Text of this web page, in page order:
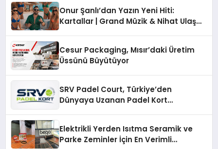
Onur Şanlı’dan Yazın Yeni Hiti:
Kartallar | Grand Müzik & Nihat Ulaş
Cesur Packaging, Mısır’daki Üretim
Üssünü Büyütüyor
SRV Padel Court, Türkiye’den
Dünyaya Uzanan Padel Kort
Elektrikli Yerden Isıtma Seramik ve
Parke Zeminler İçin En Verimli